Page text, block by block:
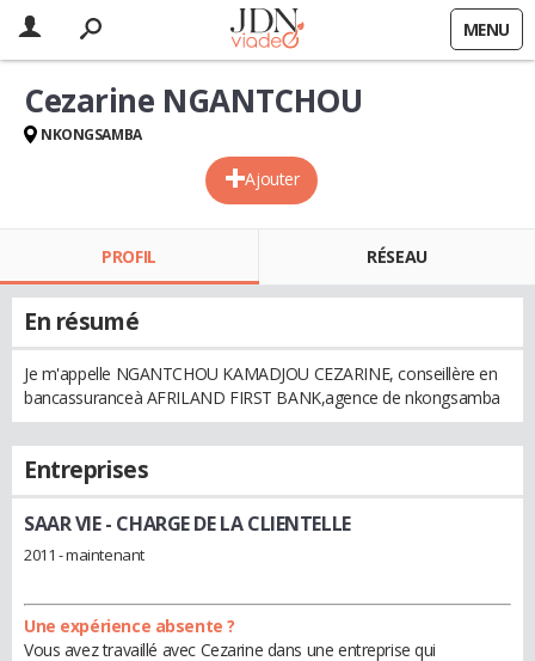
MENU
Ajouter
Cezarine NGANTCHOU
NKONGSAMBA
PROFIL RÉSEAU
En résumé
Je m'appelle NGANTCHOU KAMADJOU CEZARINE, conseillère en
bancassuranceà AFRILAND FIRST BANK,agence de nkongsamba
Entreprises
SAAR VIE- CHARGE DE LA CLIENTELLE
2011 - maintenant
Une expérience absente ?
Vous avez travaillé avec Cezarine dans une entreprise qui